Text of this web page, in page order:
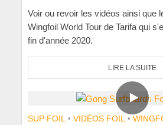
Voir ou revoir les vidéos ainsi que
Wingfoil World Tour de Tarifa qui
fin d'année 2020.
LIRE LA SUITE
SUP FOIL • VIDÉOS FOIL •